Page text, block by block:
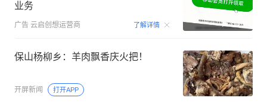
业务
广告 云启创想运营商 了解详情 00:15
保山杨柳乡：羊肉飘香庆火把！
开屏新闻 打开APP